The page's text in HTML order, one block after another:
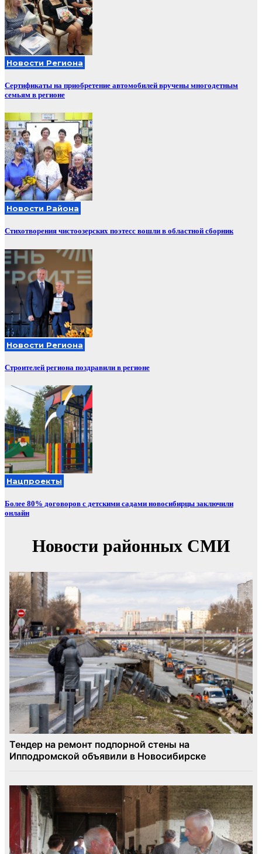
Новости Региона
Сертификаты на приобретение автомобилей вручены многодетным
семьям в регионе
Новости Района
Стихотворения чистоозерских поэтесс вошли в областной сборник
Новости Региона
Строителей региона поздравили в регионе
Нацпроекты
Более 80% договоров с детскими садами новосибирцы заключили
онлайн